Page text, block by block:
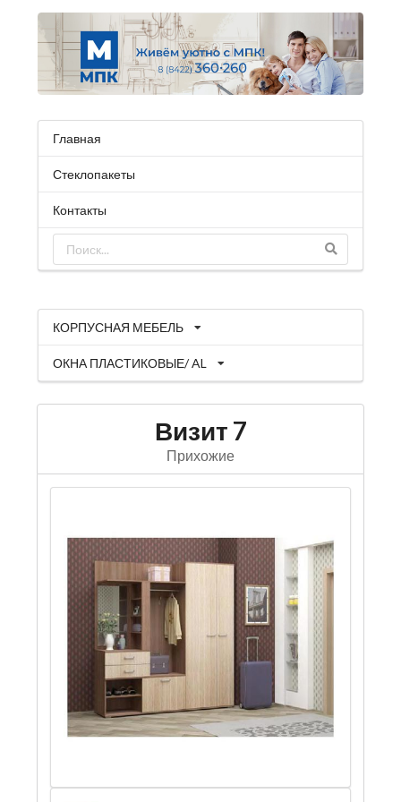
Главная
Стеклопакеты
Контакты
КОРПУСНАЯ МЕБЕЛЬ
ОКНА ПЛАСТИКОВЫЕ/ AL
Визит 7
Прихожие